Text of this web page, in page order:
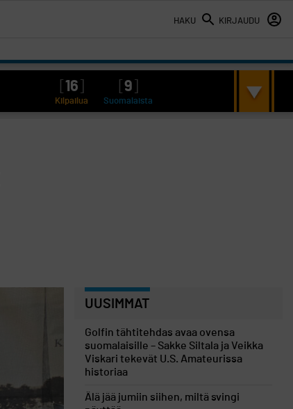
HAKU KIRJAUDU
16 9
Kilpailua Suomalaista
UUSIMMAT
Golfin tähtitehdas avaa ovensa
suomalaisille – Sakke Siltala ja Veikka
Viskari tekevät U.S. Amateurissa
historiaa
Älä jää jumiin siihen, miltä svingi